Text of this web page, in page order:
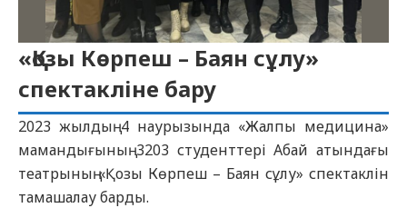
«Қозы Көрпеш – Баян сұлу»
спектакліне бару
2023 жылдың 4 наурызында «Жалпы медицина»
мамандығының 3203 студенттері Абай атындағы
театрының «Қозы Көрпеш – Баян сұлу» спектаклін
тамашалау барды.